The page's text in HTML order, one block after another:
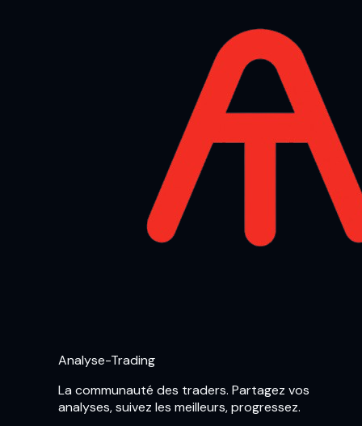
Analyse-Trading
La communauté des traders. Partagez vos
analyses, suivez les meilleurs, progressez.